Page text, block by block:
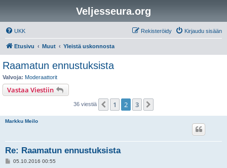
Veljesseura.org
UKK Kirjaudu sisään
Rekisteröidy
Etusivu Muut Yleistä uskonnosta
Raamatun ennustuksista
Valvoja: Moderaattorit
Vastaa Viestiin
36 viestiä Edellinen
1 2 3
Markku Meilo
Re: Raamatun ennustuksista
V05.10.2016 00:55